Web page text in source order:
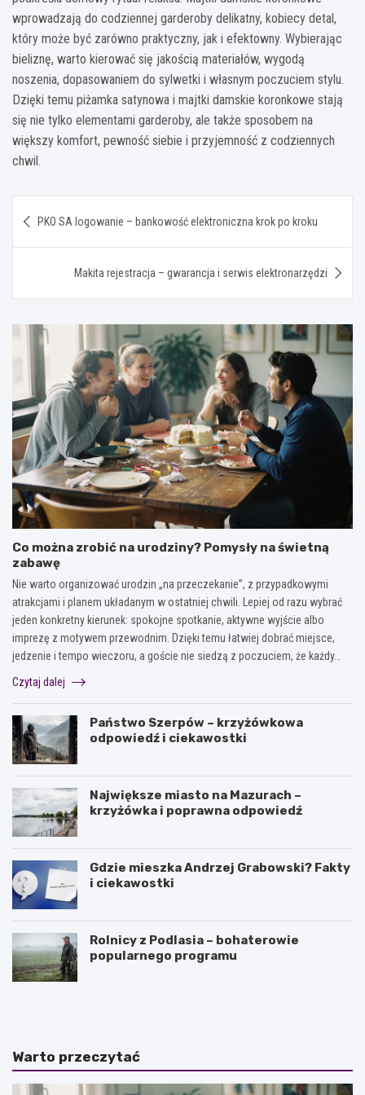
wprowadzają do codziennej garderoby delikatny, kobiecy detal,
który może być zarówno praktyczny, jak i efektowny. Wybierając
bieliznę, warto kierować się jakością materiałów, wygodą
noszenia, dopasowaniem do sylwetki i własnym poczuciem stylu.
Dzięki temu piżamka satynowa i majtki damskie koronkowe stają
się nie tylko elementami garderoby, ale także sposobem na
większy komfort, pewność siebie i przyjemność z codziennych
chwil.
wpisu
PKO SA logowanie – bankowość elektroniczna krok po kroku
Makita rejestracja – gwarancja i serwis elektronarzędzi
Co można zrobić na urodziny? Pomysły na świetną
zabawę
Nie warto organizować urodzin „na przeczekanie”, z przypadkowymi
atrakcjami i planem układanym w ostatniej chwili. Lepiej od razu wybrać
jeden konkretny kierunek: spokojne spotkanie, aktywne wyjście albo
imprezę z motywem przewodnim. Dzięki temu łatwiej dobrać miejsce,
jedzenie i tempo wieczoru, a goście nie siedzą z poczuciem, że każdy…
Czytaj dalej
Państwo Szerpów – krzyżówkowa
odpowiedź i ciekawostki
Największe miasto na Mazurach –
krzyżówka i poprawna odpowiedź
Gdzie mieszka Andrzej Grabowski? Fakty
i ciekawostki
Rolnicy z Podlasia – bohaterowie
popularnego programu
J
s
ą
n
O
k
z
o
Warto przeczytać